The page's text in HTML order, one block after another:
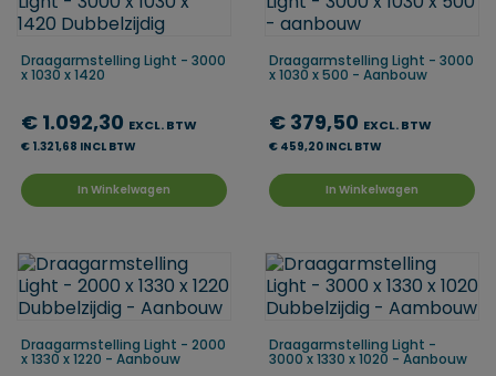
Draagarmstelling Light - 3000
x 1030 x 1420
€ 1.092,30 EXCL. BTW
€ 1.321,68 INCL BTW
In Winkelwagen
Draagarmstelling Light - 3000
x 1030 x 500 - Aanbouw
€ 379,50 EXCL. BTW
€ 459,20 INCL BTW
In Winkelwagen
Draagarmstelling Light - 2000
x 1330 x 1220 - Aanbouw
Draagarmstelling Light -
3000 x 1330 x 1020 - Aanbouw